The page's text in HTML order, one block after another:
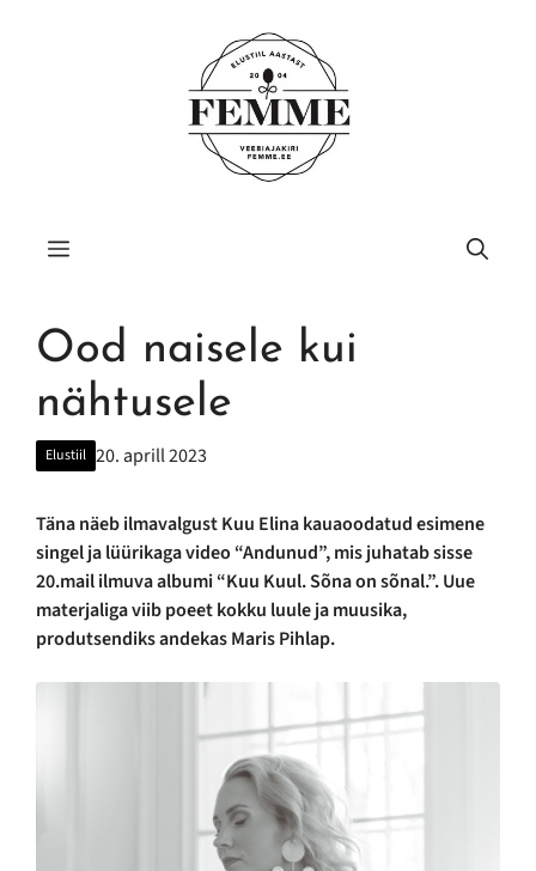
Menüü
Ood naisele kui
nähtusele
Elustiil 20. aprill 2023
Täna näeb ilmavalgust Kuu Elina kauaoodatud esimene
singel ja lüürikaga video “Andunud”, mis juhatab sisse
20.mail ilmuva albumi “Kuu Kuul. Sõna on sõnal.”. Uue
materjaliga viib poeet kokku luule ja muusika,
produtsendiks andekas Maris Pihlap.